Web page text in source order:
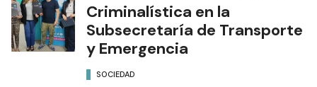
Criminalística en la
Subsecretaría de Transporte
y Emergencia
SOCIEDAD